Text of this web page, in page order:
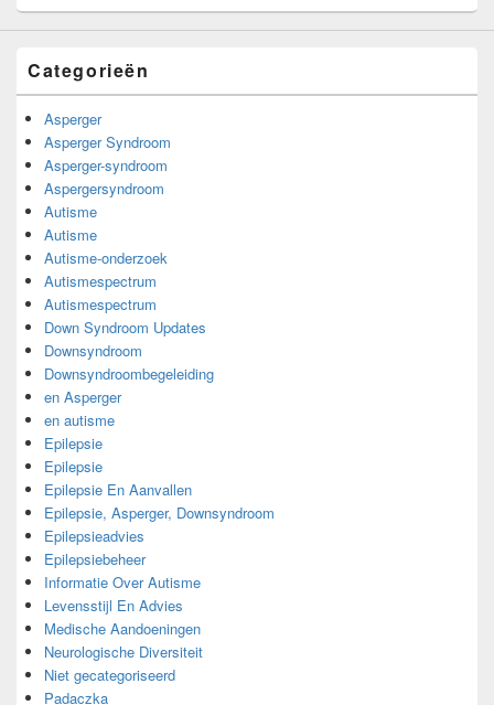
Categorieën
Asperger
Asperger Syndroom
Asperger-syndroom
Aspergersyndroom
Autisme
Autisme
Autisme-onderzoek
Autismespectrum
Autismespectrum
Down Syndroom Updates
Downsyndroom
Downsyndroombegeleiding
en Asperger
en autisme
Epilepsie
Epilepsie
Epilepsie En Aanvallen
Epilepsie, Asperger, Downsyndroom
Epilepsieadvies
Epilepsiebeheer
Informatie Over Autisme
Levensstijl En Advies
Medische Aandoeningen
Neurologische Diversiteit
Niet gecategoriseerd
Padaczka